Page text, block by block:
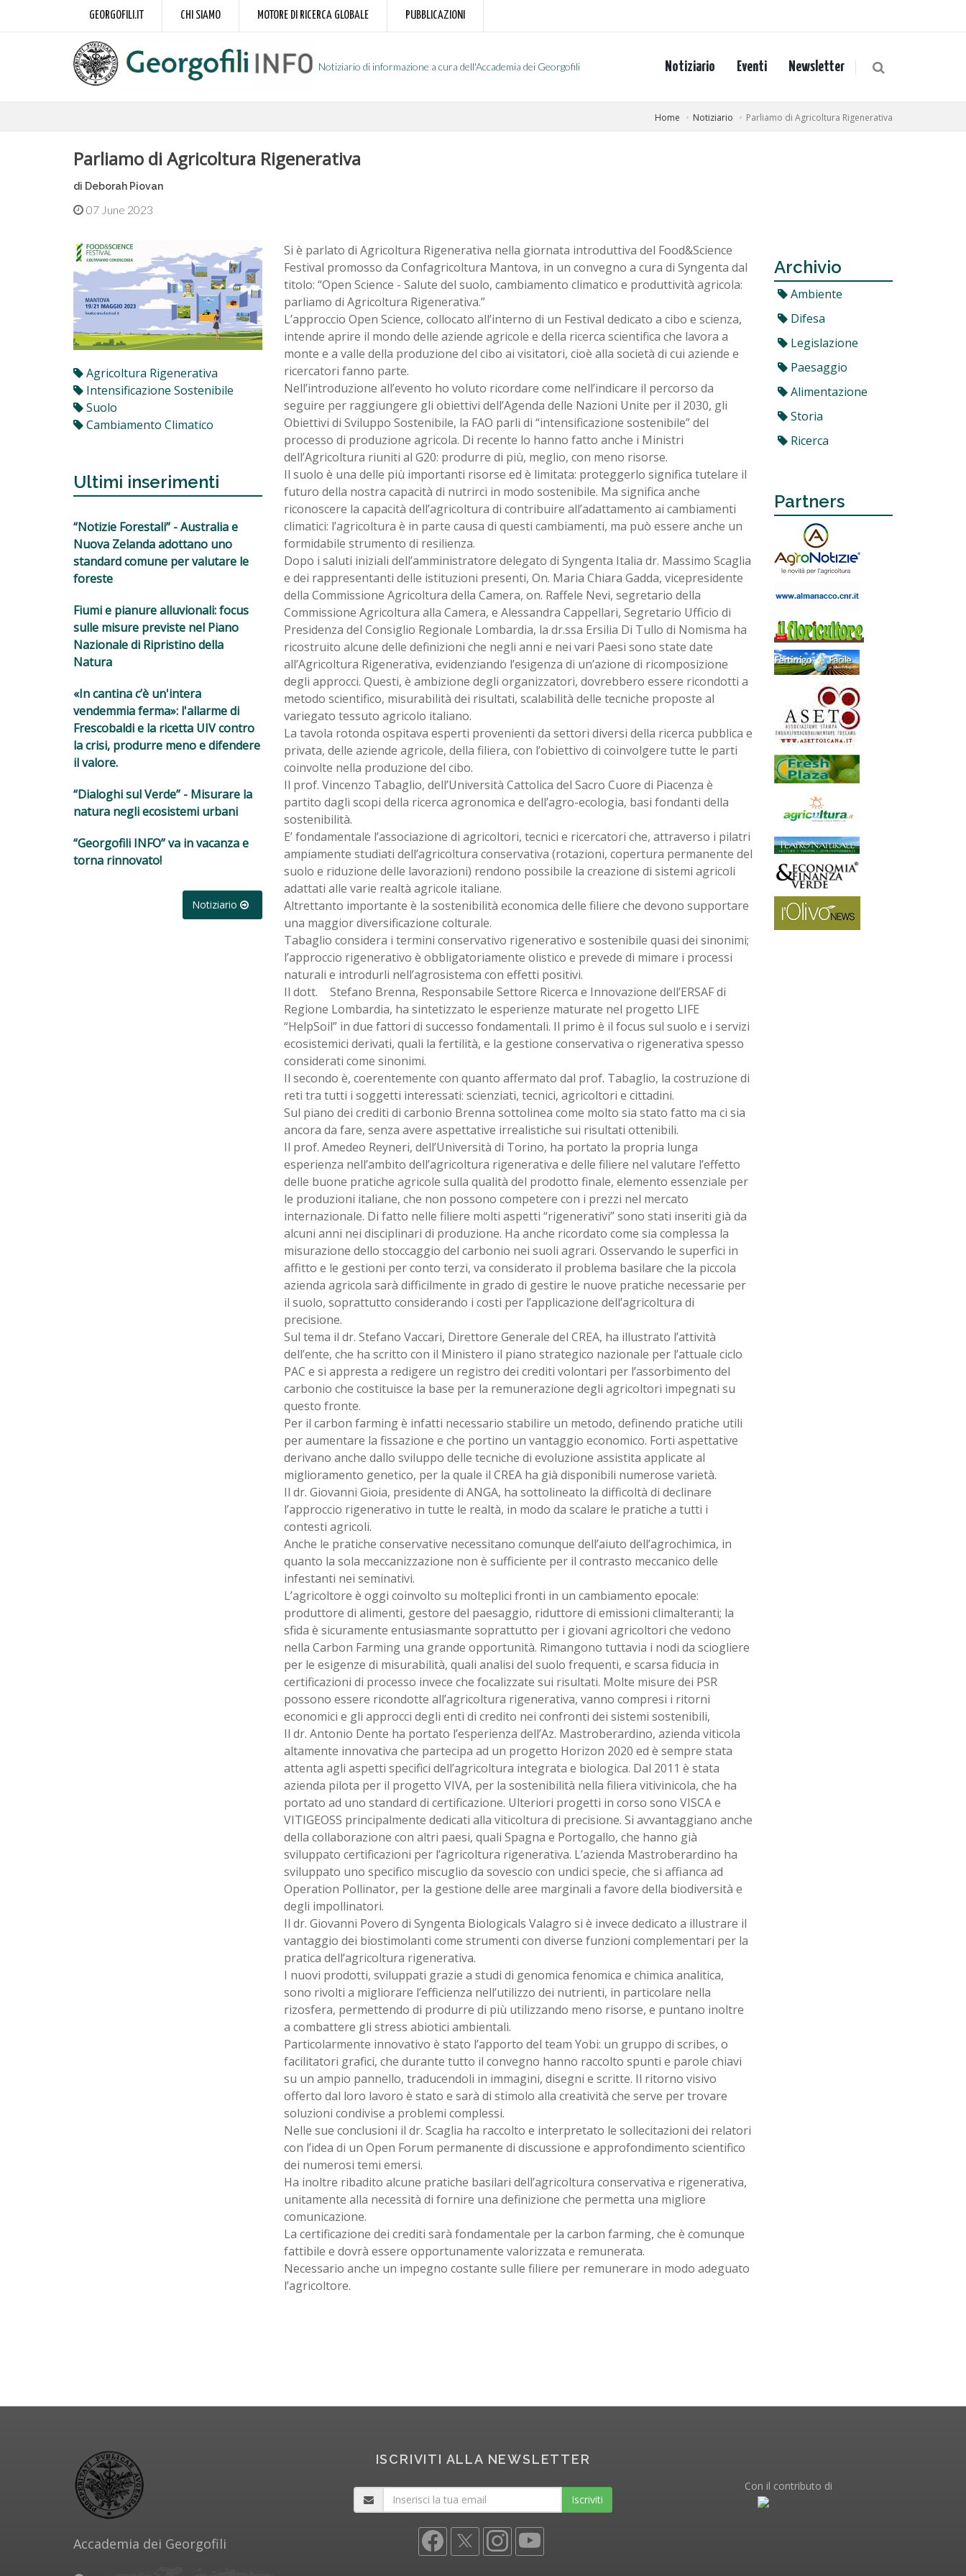
GEORGOFILI.IT CHI SIAMO MOTORE DI RICERCA GLOBALE PUBBLICAZIONI
Notiziario di informazione a cura dell'Accademia dei Georgofili Notiziario Eventi Newsletter
Home Notiziario Parliamo di Agricoltura Rigenerativa
Parliamo di Agricoltura Rigenerativa
di Deborah Piovan
07 June 2023
Agricoltura Rigenerativa
Intensificazione Sostenibile
Suolo
Cambiamento Climatico
Ultimi inserimenti
“Notizie Forestali” - Australia e
Nuova Zelanda adottano uno
standard comune per valutare le
foreste
Fiumi e pianure alluvionali: focus
sulle misure previste nel Piano
Nazionale di Ripristino della
Natura
«In cantina c’è un'intera
vendemmia ferma»: l'allarme di
Frescobaldi e la ricetta UIV contro
la crisi, produrre meno e difendere
il valore.
“Dialoghi sul Verde” - Misurare la
natura negli ecosistemi urbani
“Georgofili INFO” va in vacanza e
torna rinnovato!
Notiziario
Si è parlato di Agricoltura Rigenerativa nella giornata introduttiva del Food&Science
Festival promosso da Confagricoltura Mantova, in un convegno a cura di Syngenta dal
titolo: “Open Science - Salute del suolo, cambiamento climatico e produttività agricola:
parliamo di Agricoltura Rigenerativa.”
L’approccio Open Science, collocato all’interno di un Festival dedicato a cibo e scienza,
intende aprire il mondo delle aziende agricole e della ricerca scientifica che lavora a
monte e a valle della produzione del cibo ai visitatori, cioè alla società di cui aziende e
ricercatori fanno parte.
Nell’introduzione all’evento ho voluto ricordare come nell’indicare il percorso da
seguire per raggiungere gli obiettivi dell’Agenda delle Nazioni Unite per il 2030, gli
Obiettivi di Sviluppo Sostenibile, la FAO parli di “intensificazione sostenibile” del
processo di produzione agricola. Di recente lo hanno fatto anche i Ministri
dell’Agricoltura riuniti al G20: produrre di più, meglio, con meno risorse.
Il suolo è una delle più importanti risorse ed è limitata: proteggerlo significa tutelare il
futuro della nostra capacità di nutrirci in modo sostenibile. Ma significa anche
riconoscere la capacità dell’agricoltura di contribuire all’adattamento ai cambiamenti
climatici: l’agricoltura è in parte causa di questi cambiamenti, ma può essere anche un
formidabile strumento di resilienza.
Dopo i saluti iniziali dell’amministratore delegato di Syngenta Italia dr. Massimo Scaglia
e dei rappresentanti delle istituzioni presenti, On. Maria Chiara Gadda, vicepresidente
della Commissione Agricoltura della Camera, on. Raffele Nevi, segretario della
Commissione Agricoltura alla Camera, e Alessandra Cappellari, Segretario Ufficio di
Presidenza del Consiglio Regionale Lombardia, la dr.ssa Ersilia Di Tullo di Nomisma ha
ricostruito alcune delle definizioni che negli anni e nei vari Paesi sono state date
all’Agricoltura Rigenerativa, evidenziando l’esigenza di un’azione di ricomposizione
degli approcci. Questi, è ambizione degli organizzatori, dovrebbero essere ricondotti a
metodo scientifico, misurabilità dei risultati, scalabilità delle tecniche proposte al
variegato tessuto agricolo italiano.
La tavola rotonda ospitava esperti provenienti da settori diversi della ricerca pubblica e
privata, delle aziende agricole, della filiera, con l’obiettivo di coinvolgere tutte le parti
coinvolte nella produzione del cibo.
Il prof. Vincenzo Tabaglio, dell’Università Cattolica del Sacro Cuore di Piacenza è
partito dagli scopi della ricerca agronomica e dell’agro-ecologia, basi fondanti della
sostenibilità.
E’ fondamentale l’associazione di agricoltori, tecnici e ricercatori che, attraverso i pilatri
ampiamente studiati dell’agricoltura conservativa (rotazioni, copertura permanente del
suolo e riduzione delle lavorazioni) rendono possibile la creazione di sistemi agricoli
adattati alle varie realtà agricole italiane.
Altrettanto importante è la sostenibilità economica delle filiere che devono supportare
una maggior diversificazione colturale.
Tabaglio considera i termini conservativo rigenerativo e sostenibile quasi dei sinonimi;
l’approccio rigenerativo è obbligatoriamente olistico e prevede di mimare i processi
naturali e introdurli nell’agrosistema con effetti positivi.
Il dott.
Stefano Brenna, Responsabile Settore Ricerca e Innovazione dell’ERSAF di
Regione Lombardia, ha sintetizzato le esperienze maturate nel progetto LIFE
“HelpSoil” in due fattori di successo fondamentali. Il primo è il focus sul suolo e i servizi
ecosistemici derivati, quali la fertilità, e la gestione conservativa o rigenerativa spesso
considerati come sinonimi.
Il secondo è, coerentemente con quanto affermato dal prof. Tabaglio, la costruzione di
reti tra tutti i soggetti interessati: scienziati, tecnici, agricoltori e cittadini.
Sul piano dei crediti di carbonio Brenna sottolinea come molto sia stato fatto ma ci sia
ancora da fare, senza avere aspettative irrealistiche sui risultati ottenibili.
Il prof. Amedeo Reyneri, dell’Università di Torino, ha portato la propria lunga
esperienza nell’ambito dell’agricoltura rigenerativa e delle filiere nel valutare l’effetto
delle buone pratiche agricole sulla qualità del prodotto finale, elemento essenziale per
le produzioni italiane, che non possono competere con i prezzi nel mercato
internazionale. Di fatto nelle filiere molti aspetti “rigenerativi” sono stati inseriti già da
alcuni anni nei disciplinari di produzione. Ha anche ricordato come sia complessa la
misurazione dello stoccaggio del carbonio nei suoli agrari. Osservando le superfici in
affitto e le gestioni per conto terzi, va considerato il problema basilare che la piccola
azienda agricola sarà difficilmente in grado di gestire le nuove pratiche necessarie per
il suolo, soprattutto considerando i costi per l’applicazione dell’agricoltura di
precisione.
Sul tema il dr. Stefano Vaccari, Direttore Generale del CREA, ha illustrato l’attività
dell’ente, che ha scritto con il Ministero il piano strategico nazionale per l’attuale ciclo
PAC e si appresta a redigere un registro dei crediti volontari per l’assorbimento del
carbonio che costituisce la base per la remunerazione degli agricoltori impegnati su
questo fronte.
Per il carbon farming è infatti necessario stabilire un metodo, definendo pratiche utili
per aumentare la fissazione e che portino un vantaggio economico. Forti aspettative
derivano anche dallo sviluppo delle tecniche di evoluzione assistita applicate al
miglioramento genetico, per la quale il CREA ha già disponibili numerose varietà.
Il dr. Giovanni Gioia, presidente di ANGA, ha sottolineato la difficoltà di declinare
l’approccio rigenerativo in tutte le realtà, in modo da scalare le pratiche a tutti i
contesti agricoli.
Anche le pratiche conservative necessitano comunque dell’aiuto dell’agrochimica, in
quanto la sola meccanizzazione non è sufficiente per il contrasto meccanico delle
infestanti nei seminativi.
L’agricoltore è oggi coinvolto su molteplici fronti in un cambiamento epocale:
produttore di alimenti, gestore del paesaggio, riduttore di emissioni climalteranti; la
sfida è sicuramente entusiasmante soprattutto per i giovani agricoltori che vedono
nella Carbon Farming una grande opportunità. Rimangono tuttavia i nodi da sciogliere
per le esigenze di misurabilità, quali analisi del suolo frequenti, e scarsa fiducia in
certificazioni di processo invece che focalizzate sui risultati. Molte misure dei PSR
possono essere ricondotte all’agricoltura rigenerativa, vanno compresi i ritorni
economici e gli approcci degli enti di credito nei confronti dei sistemi sostenibili,
Il dr. Antonio Dente ha portato l’esperienza dell’Az. Mastroberardino, azienda viticola
altamente innovativa che partecipa ad un progetto Horizon 2020 ed è sempre stata
attenta agli aspetti specifici dell’agricoltura integrata e biologica. Dal 2011 è stata
azienda pilota per il progetto VIVA, per la sostenibilità nella filiera vitivinicola, che ha
portato ad uno standard di certificazione. Ulteriori progetti in corso sono VISCA e
VITIGEOSS principalmente dedicati alla viticoltura di precisione. Si avvantaggiano anche
della collaborazione con altri paesi, quali Spagna e Portogallo, che hanno già
sviluppato certificazioni per l’agricoltura rigenerativa. L’azienda Mastroberardino ha
sviluppato uno specifico miscuglio da sovescio con undici specie, che si affianca ad
Operation Pollinator, per la gestione delle aree marginali a favore della biodiversità e
degli impollinatori.
Il dr. Giovanni Povero di Syngenta Biologicals Valagro si è invece dedicato a illustrare il
vantaggio dei biostimolanti come strumenti con diverse funzioni complementari per la
pratica dell’agricoltura rigenerativa.
I nuovi prodotti, sviluppati grazie a studi di genomica fenomica e chimica analitica,
sono rivolti a migliorare l’efficienza nell’utilizzo dei nutrienti, in particolare nella
rizosfera, permettendo di produrre di più utilizzando meno risorse, e puntano inoltre
a combattere gli stress abiotici ambientali.
Particolarmente innovativo è stato l’apporto del team Yobi: un gruppo di scribes, o
facilitatori grafici, che durante tutto il convegno hanno raccolto spunti e parole chiavi
su un ampio pannello, traducendoli in immagini, disegni e scritte. Il ritorno visivo
offerto dal loro lavoro è stato e sarà di stimolo alla creatività che serve per trovare
soluzioni condivise a problemi complessi.
Nelle sue conclusioni il dr. Scaglia ha raccolto e interpretato le sollecitazioni dei relatori
con l’idea di un Open Forum permanente di discussione e approfondimento scientifico
dei numerosi temi emersi.
Ha inoltre ribadito alcune pratiche basilari dell’agricoltura conservativa e rigenerativa,
unitamente alla necessità di fornire una definizione che permetta una migliore
comunicazione.
La certificazione dei crediti sarà fondamentale per la carbon farming, che è comunque
fattibile e dovrà essere opportunamente valorizzata e remunerata.
Necessario anche un impegno costante sulle filiere per remunerare in modo adeguato
l’agricoltore.
Archivio
Ambiente
Difesa
Legislazione
Paesaggio
Alimentazione
Storia
Ricerca
Partners
Accademia dei Georgofili
ISCRIVITI ALLA NEWSLETTER
Iscriviti
Con il contributo di